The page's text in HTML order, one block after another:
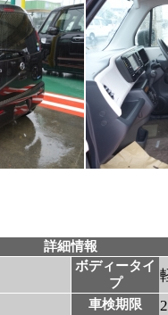
詳細情報
ボディータイ
プ
車検期限